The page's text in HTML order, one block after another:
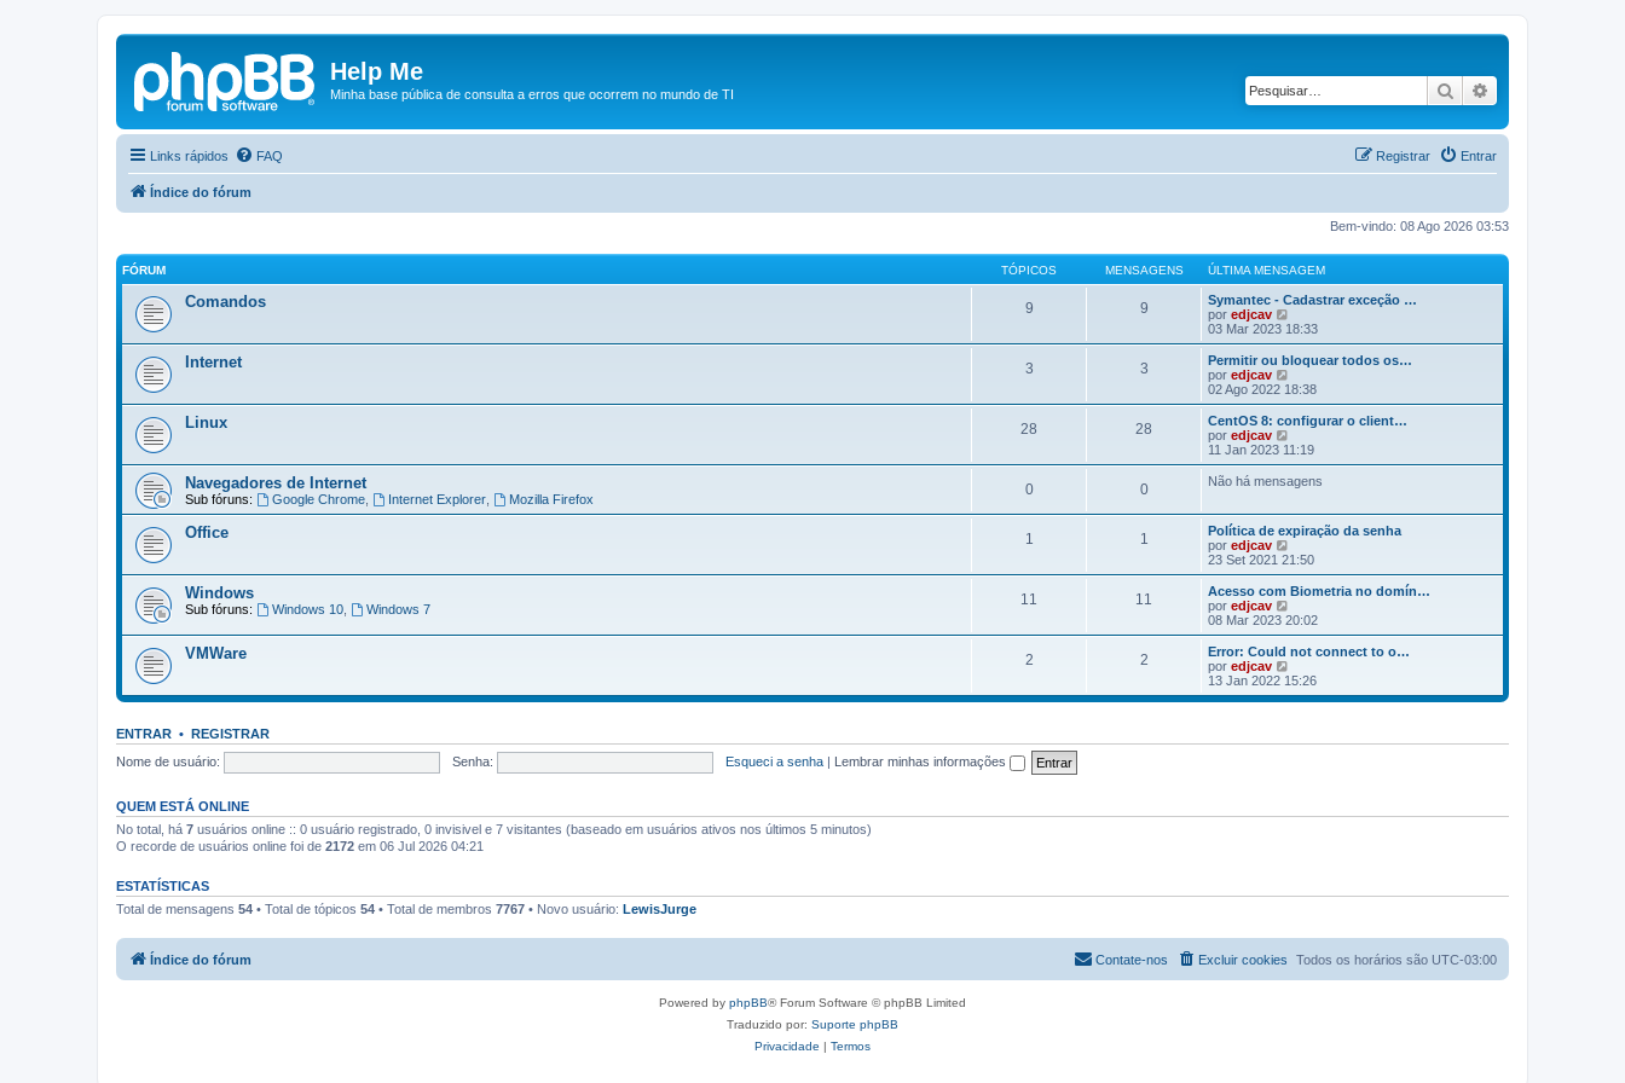
Help Me
Minha base pública de consulta a erros que ocorrem no mundo de TI Pesquisar
Links rápidos FAQ Entrar
Registrar
Índice do fórum
Bem-vindo: 08 Ago 2026 03:53
FÓRUM TÓPICOS MENSAGENS ÚLTIMA MENSAGEM
Comandos 9 9
Symantec - Cadastrar exceção …
por edjcav
e
r
ú
t
a
m
e
s
g
e
03 Mar 2023 18:33
Internet 3 3
Permitir ou bloquear todos os…
por edjcav
e
r
ú
t
a
e
n
a
g
e
02 Ago 2022 18:38
Linux 28 28
CentOS 8: configurar o client…
por edjcav
e
r
ú
i
m
m
e
n
a
g
e
11 Jan 2023 11:19
Navegadores de Internet
Sub fóruns: Google Chrome, Internet Explorer, Mozilla Firefox
0 0 Não há mensagens
Office 1 1
Política de expiração da senha
por edjcav
e
r
ú
t
a
m
e
n
g
23 Set 2021 21:50
Windows
Sub fóruns: Windows 10, Windows 7
11 11
Acesso com Biometria no domín…
por edjcav
e
r
ú
t
m
e
e
08 Mar 2023 20:02
VMWare 2 2
Error: Could not connect to o…
por edjcav
e
r
m
13 Jan 2022 15:26
ENTRAR • REGISTRAR
Nome de usuário:
Senha: Esqueci a senha | Lembrar minhas informações
QUEM ESTÁ ONLINE
No total, há 7 usuários online :: 0 usuário registrado, 0 invisivel e 7 visitantes (baseado em usuários ativos nos últimos 5 minutos)
O recorde de usuários online foi de 2172 em 06 Jul 2026 04:21
ESTATÍSTICAS
Total de mensagens 54 • Total de tópicos 54 • Total de membros 7767 • Novo usuário: LewisJurge
Índice do fórum Todos os horários são UTC-03:00
Excluir cookies
Contate-nos
Powered by phpBB® Forum Software © phpBB Limited
Traduzido por: Suporte phpBB
Privacidade | Termos